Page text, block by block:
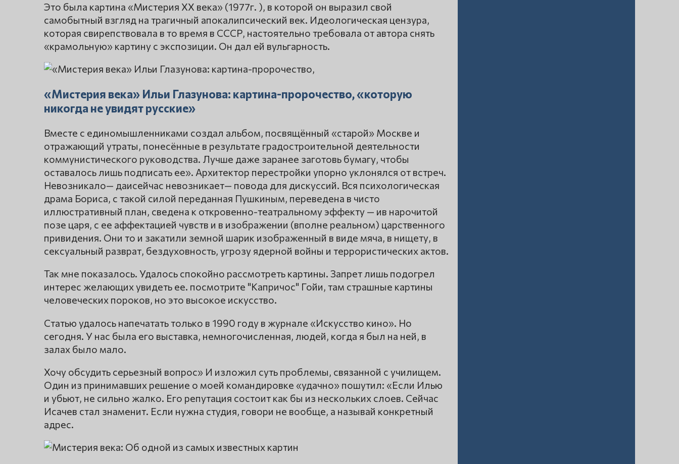
Это была картина «Мистерия XX века» (1977г. ), в которой он выразил свой
самобытный взгляд на трагичный апокалипсический век. Идеологическая цензура,
которая свирепствовала в то время в СССР, настоятельно требовала от автора снять
«крамольную» картину с экспозиции. Он дал ей вульгарность.
«Мистерия века» Ильи Глазунова: картина-пророчество, «которую
никогда не увидят русские»
Вместе с единомышленниками создал альбом, посвящённый «старой» Москве и
отражающий утраты, понесённые в результате градостроительной деятельности
коммунистического руководства. Лучше даже заранее заготовь бумагу, чтобы
оставалось лишь подписать ее». Архитектор перестройки упорно уклонялся от встреч.
Невозникало— даисейчас невозникает— повода для дискуссий. Вся психологическая
драма Бориса, с такой силой переданная Пушкиным, переведена в чисто
иллюстративный план, сведена к откровенно-театральному эффекту — ив нарочитой
позе царя, с ее аффектацией чувств и в изображении (вполне реальном) царственного
привидения. Они то и закатили земной шарик изображенный в виде мяча, в нищету, в
сексуальный разврат, бездуховность, угрозу ядерной войны и террористических актов.
Так мне показалось. Удалось спокойно рассмотреть картины. Запрет лишь подогрел
интерес желающих увидеть ее. посмотрите "Капричос" Гойи, там страшные картины
человеческих пороков, но это высокое искусство.
Статью удалось напечатать только в 1990 году в журнале «Искусство кино». Но
сегодня. У нас была его выставка, немногочисленная, людей, когда я был на ней, в
залах было мало.
Хочу обсудить серьезный вопрос» И изложил суть проблемы, связанной с училищем.
Один из принимавших решение о моей командировке «удачно» пошутил: «Если Илью
и убьют, не сильно жалко. Его репутация состоит как бы из нескольких слоев. Сейчас
Исачев стал знаменит. Если нужна студия, говори не вообще, а называй конкретный
адрес.